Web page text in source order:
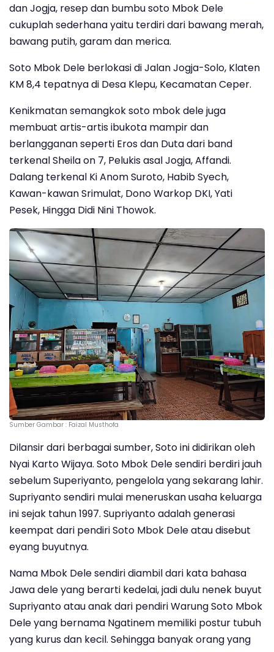
dan Jogja, resep dan bumbu soto Mbok Dele
cukuplah sederhana yaitu terdiri dari bawang merah,
bawang putih, garam dan merica.
Soto Mbok Dele berlokasi di Jalan Jogja-Solo, Klaten
KM 8,4 tepatnya di Desa Klepu, Kecamatan Ceper.
Kenikmatan semangkok soto mbok dele juga
membuat artis-artis ibukota mampir dan
berlangganan seperti Eros dan Duta dari band
terkenal Sheila on 7, Pelukis asal Jogja, Affandi.
Dalang terkenal Ki Anom Suroto, Habib Syech,
Kawan-kawan Srimulat, Dono Warkop DKI, Yati
Pesek, Hingga Didi Nini Thowok.
Sumber Gambar : Faizal Musthofa
Dilansir dari berbagai sumber, Soto ini didirikan oleh
Nyai Karto Wijaya. Soto Mbok Dele sendiri berdiri jauh
sebelum Superiyanto, pengelola yang sekarang lahir.
Supriyanto sendiri mulai meneruskan usaha keluarga
ini sejak tahun 1997. Supriyanto adalah generasi
keempat dari pendiri Soto Mbok Dele atau disebut
eyang buyutnya.
Nama Mbok Dele sendiri diambil dari kata bahasa
Jawa dele yang berarti kedelai, jadi dulu nenek buyut
Supriyanto atau anak dari pendiri Warung Soto Mbok
Dele yang bernama Ngatinem memiliki postur tubuh
yang kurus dan kecil. Sehingga banyak orang yang